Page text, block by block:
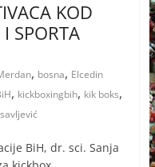
KOD
SPORTA
, bosna, Elcedin
, kickboxingbih, kik boks,
BiH, dr. sci. Sanja